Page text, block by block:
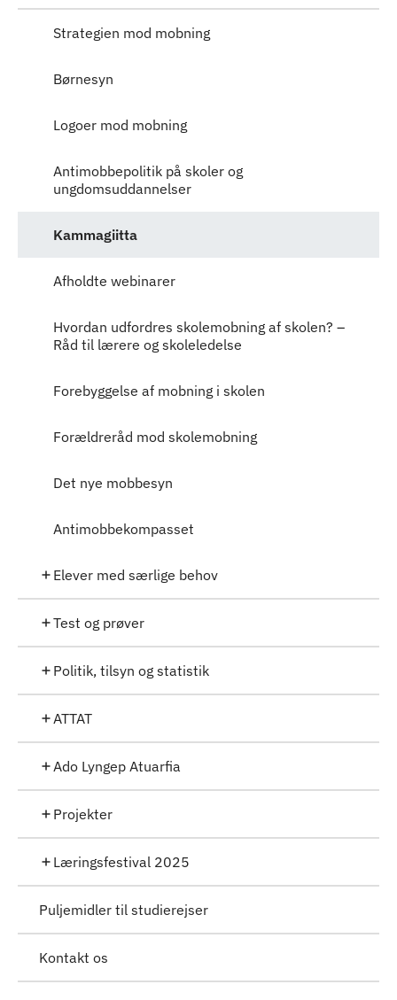
Strategien mod mobning
Børnesyn
Logoer mod mobning
Antimobbepolitik på skoler og
ungdomsuddannelser
Kammagiitta
Afholdte webinarer
Hvordan udfordres skolemobning af skolen? –
Råd til lærere og skoleledelse
Forebyggelse af mobning i skolen
Forældreråd mod skolemobning
Det nye mobbesyn
Antimobbekompasset
Elever med særlige behov
Test og prøver
Politik, tilsyn og statistik
ATTAT
Ado Lyngep Atuarfia
Projekter
Læringsfestival 2025
Puljemidler til studierejser
Kontakt os